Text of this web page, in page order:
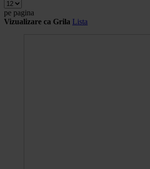
pe pagina
Vizualizare ca Grila Lista